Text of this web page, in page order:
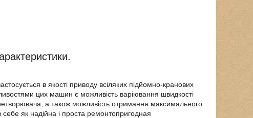
в якості приводу всіляких підйомно-кранових
цих машин є можливість варіювання швидкості
а також можливість отримання максимального
як надійна і проста ремонтопригодная